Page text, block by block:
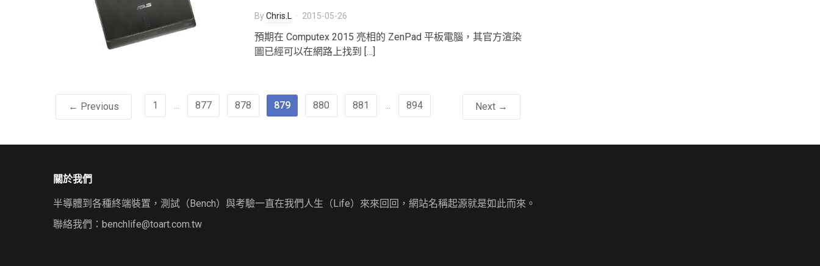
ByChris.L 2015-05-26
預期在 Computex 2015 亮相的 ZenPad 平板電腦，其官方渲染
圖已經可以在網路上找到 […]
← Previous 1 ... 877 878 879 880 881 ... 894 Next →
關於我們
半導體到各種終端裝置，測試（Bench）與考驗一直在我們人生（Life）來來回回，網站名稱起源就是如此而來。
聯絡我們： benchlife@toart.com.tw